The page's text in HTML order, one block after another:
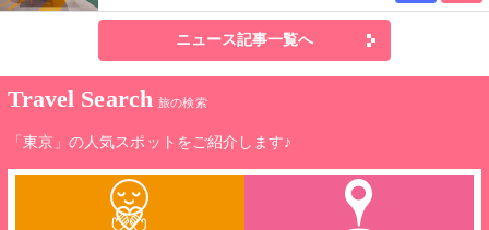
ニュース記事一覧へ
Travel Search 旅の検索
「東京」の人気スポットをご紹介します♪